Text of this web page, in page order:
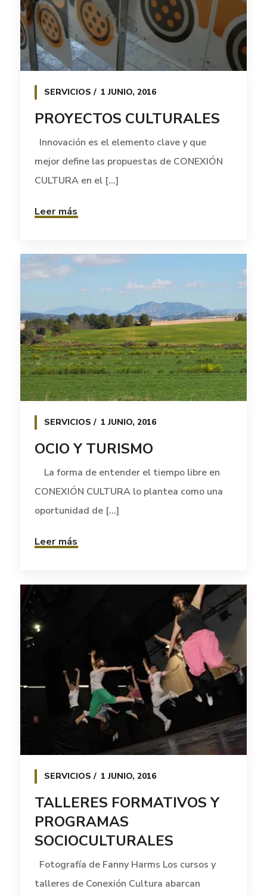
SERVICIOS 1 JUNIO, 2016
PROYECTOS CULTURALES
Innovación es el elemento clave y que
mejor define las propuestas de CONEXIÓN
CULTURA en el [...]
Leer más
SERVICIOS 1 JUNIO, 2016
OCIO Y TURISMO
La forma de entender el tiempo libre en
CONEXIÓN CULTURA lo plantea como una
oportunidad de [...]
Leer más
SERVICIOS 1 JUNIO, 2016
TALLERES FORMATIVOS Y
PROGRAMAS
SOCIOCULTURALES
Fotografía de Fanny Harms Los cursos y
talleres de Conexión Cultura abarcan